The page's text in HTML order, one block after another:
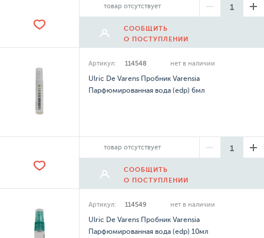
товар отсутствует
СООБЩИТЬ
О ПОСТУПЛЕНИИ
Артикул: 114548 нет в наличии
Ulric De Varens Пробник Varensia
Парфюмированная вода (edp) 6мл
товар отсутствует
СООБЩИТЬ
О ПОСТУПЛЕНИИ
Артикул: 114549 нет в наличии
Ulric De Varens Пробник Varensia
Парфюмированная вода (edp) 10мл